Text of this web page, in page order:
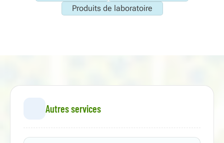
Produits de laboratoire
Autres services